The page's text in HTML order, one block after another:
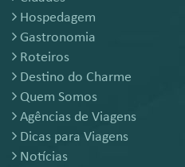
Hospedagem
Gastronomia
Roteiros
Destino do Charme
Quem Somos
Agências de Viagens
Dicas para Viagens
Notícias